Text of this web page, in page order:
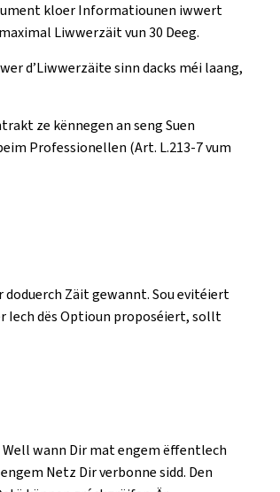
kloer Informatiounen iwwert
Liwwerzäit vun 30 Deeg.
d’Liwwerzäite sinn dacks méi laang,
ze kënnegen an seng Suen
Professionellen (Art. L.213-7 vum
Zäit gewannt. Sou evitéiert
Iech dës Optioun proposéiert, sollt
wann Dir mat engem ëffentlech
Netz Dir verbonne sidd. Den